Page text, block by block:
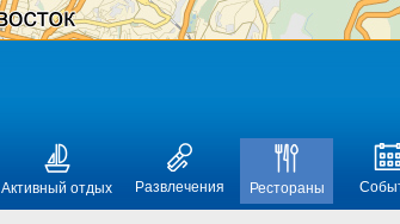
Активный отдых Развлечения Рестораны